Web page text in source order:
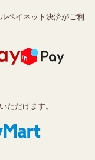
ペイネット決済がご利
ただけます。